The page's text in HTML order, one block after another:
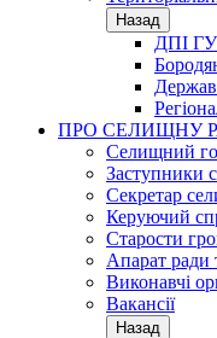
Назад
ДПІ ГУ
ПРО СЕЛИЩНУ
Селищний
Заступники
Секретар
Керуючий
Старости
Апарат ради
Виконавчі
Вакансії
Назад